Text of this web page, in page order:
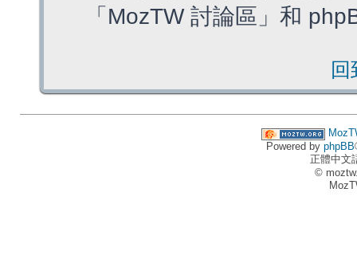
「MozTW 討論區」和
Powered by phpBB
正體中文
©